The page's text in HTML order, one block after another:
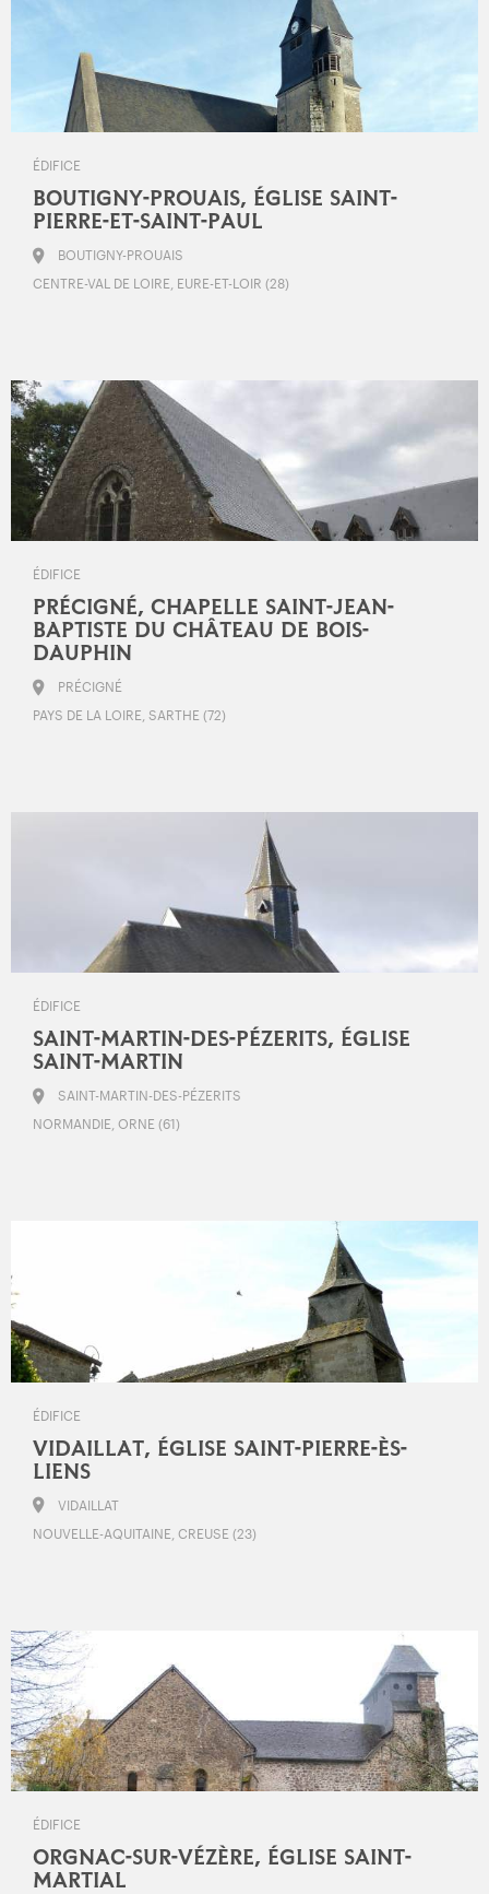
ÉDIFICE
BOUTIGNY-PROUAIS, ÉGLISE SAINT-
PIERRE-ET-SAINT-PAUL
BOUTIGNY-PROUAIS
CENTRE-VAL DE LOIRE, EURE-ET-LOIR (28)
ÉDIFICE
PRÉCIGNÉ, CHAPELLE SAINT-JEAN-
BAPTISTE DU CHÂTEAU DE BOIS-
DAUPHIN
PRÉCIGNÉ
PAYS DE LA LOIRE, SARTHE (72)
ÉDIFICE
SAINT-MARTIN-DES-PÉZERITS, ÉGLISE
SAINT-MARTIN
SAINT-MARTIN-DES-PÉZERITS
NORMANDIE, ORNE (61)
ÉDIFICE
VIDAILLAT, ÉGLISE SAINT-PIERRE-ÈS-
LIENS
VIDAILLAT
NOUVELLE-AQUITAINE, CREUSE (23)
ÉDIFICE
ORGNAC-SUR-VÉZÈRE, ÉGLISE SAINT-
MARTIAL